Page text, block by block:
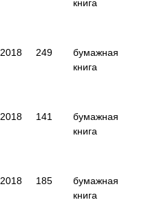
книга
2018 249
бумажная
книга
2018 141
бумажная
книга
2018 185
бумажная
книга